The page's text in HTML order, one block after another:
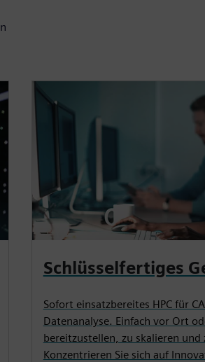
Schlüsselfertiges
Sofort einsatzbereites HPC für
Datenanalyse. Einfach vor Ort
bereitzustellen, zu skalieren und
Konzentrieren Sie sich auf